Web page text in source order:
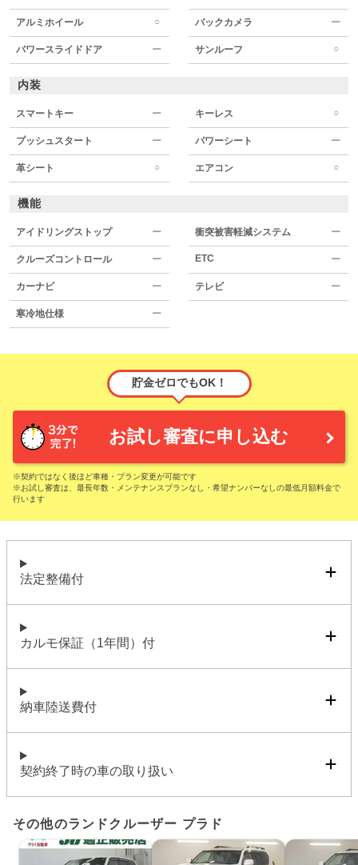
アルミホイール ○ バックカメラ ー
パワースライドドア ー サンルーフ ○
内装
スマートキー ー キーレス ○
プッシュスタート ー パワーシート ー
革シート ○ エアコン ○
機能
アイドリングストップ ー 衝突被害軽減システム ー
クルーズコントロール ー ETC ー
カーナビ ー テレビ ー
寒冷地仕様 ー
貯金ゼロでもOK！
お試し審査に申し込む
※契約ではなく後ほど車種・プラン変更が可能です
※お試し審査は、最長年数・メンテナンスプランなし・希望ナンバーなしの最低月額料金で
行います
法定整備付
カルモ保証（1年間）付
納車陸送費付
契約終了時の車の取り扱い
その他のランドクルーザー プラド